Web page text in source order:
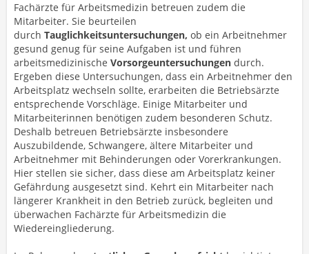
Fachärzte für Arbeitsmedizin betreuen zudem die
Mitarbeiter. Sie beurteilen
durch Tauglichkeitsuntersuchungen, ob ein Arbeitnehmer
gesund genug für seine Aufgaben ist und führen
arbeitsmedizinische Vorsorgeuntersuchungen durch.
Ergeben diese Untersuchungen, dass ein Arbeitnehmer den
Arbeitsplatz wechseln sollte, erarbeiten die Betriebsärzte
entsprechende Vorschläge. Einige Mitarbeiter und
Mitarbeiterinnen benötigen zudem besonderen Schutz.
Deshalb betreuen Betriebsärzte insbesondere
Auszubildende, Schwangere, ältere Mitarbeiter und
Arbeitnehmer mit Behinderungen oder Vorerkrankungen.
Hier stellen sie sicher, dass diese am Arbeitsplatz keiner
Gefährdung ausgesetzt sind. Kehrt ein Mitarbeiter nach
längerer Krankheit in den Betrieb zurück, begleiten und
überwachen Fachärzte für Arbeitsmedizin die
Wiedereingliederung.